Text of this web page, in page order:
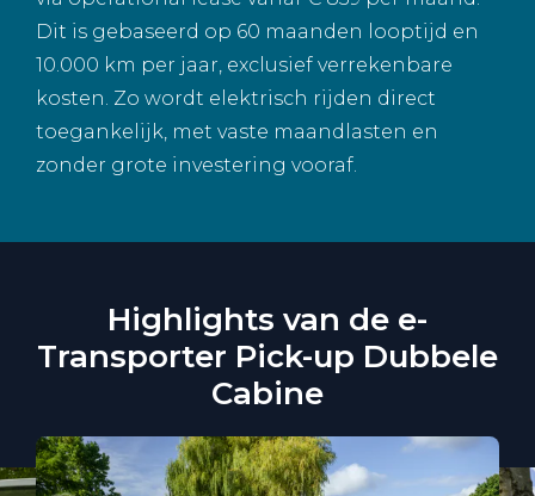
Dit is gebaseerd op 60 maanden looptijd en
10.000 km per jaar, exclusief verrekenbare
kosten. Zo wordt elektrisch rijden direct
toegankelijk, met vaste maandlasten en
zonder grote investering vooraf.
Highlights van de e-
Transporter Pick-up Dubbele
Cabine